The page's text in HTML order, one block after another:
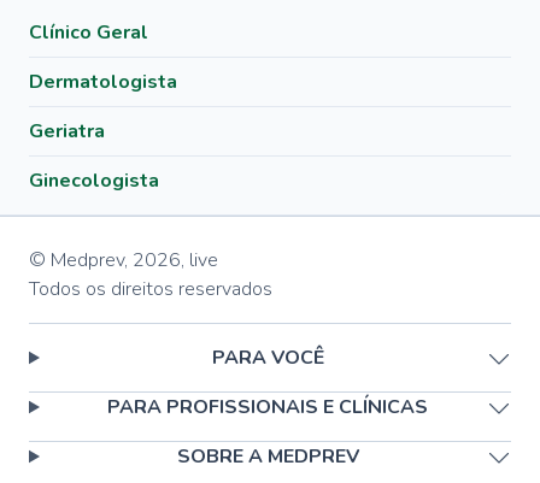
Clínico Geral
Dermatologista
Geriatra
Ginecologista
© Medprev, 2026, live
Todos os direitos reservados
PARA VOCÊ
PARA PROFISSIONAIS E CLÍNICAS
SOBRE A MEDPREV